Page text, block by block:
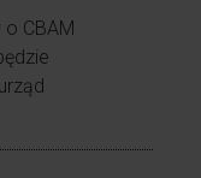
CBAM